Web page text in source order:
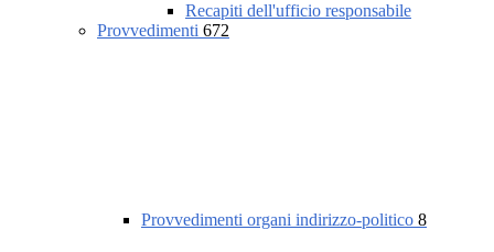
Recapiti dell'ufficio responsabile
Provvedimenti 672
Provvedimenti organi indirizzo-politico 8